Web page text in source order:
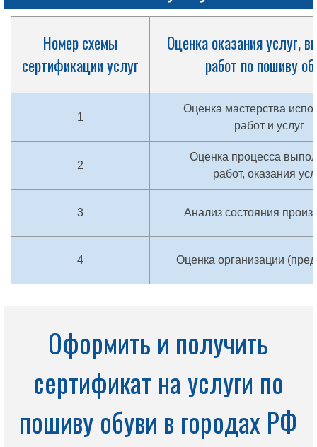
Номер схемы
сертификации услуг
Оценка оказания услуг,
работ по пошиву
1
Оценка мастерства
работ и услуг
2
Оценка процесса
работ, оказания
3 Анализ состояния
4 Оценка организации
Оформить и получить
сертификат на услуги по
пошиву обуви в городах РФ